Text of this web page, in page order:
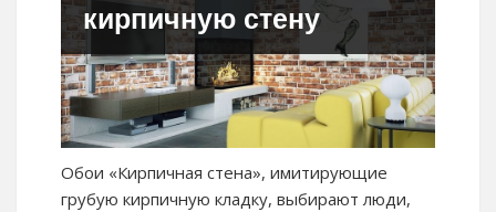
кирпичную стену
Обои «Кирпичная стена», имитирующие
грубую кирпичную кладку, выбирают люди,